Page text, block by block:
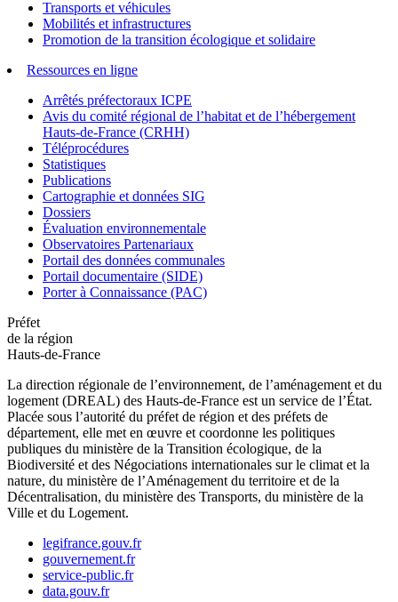
Transports et véhicules
Mobilités et infrastructures
Promotion de la transition écologique et solidaire
Ressources en ligne
Arrêtés préfectoraux ICPE
Avis du comité régional de l’habitat et de l’hébergement
Hauts-de-France (CRHH)
Téléprocédures
Statistiques
Publications
Cartographie et données SIG
Dossiers
Évaluation environnementale
Observatoires Partenariaux
Portail des données communales
Portail documentaire (SIDE)
Porter à Connaissance (PAC)
Préfet
de la région
Hauts-de-France
La direction régionale de l’environnement, de l’aménagement et du
logement (DREAL) des Hauts-de-France est un service de l’État.
Placée sous l’autorité du préfet de région et des préfets de
département, elle met en œuvre et coordonne les politiques
publiques du ministère de la Transition écologique, de la
Biodiversité et des Négociations internationales sur le climat et la
nature, du ministère de l’Aménagement du territoire et de la
Décentralisation, du ministère des Transports, du ministère de la
Ville et du Logement.
legifrance.gouv.fr
gouvernement.fr
service-public.fr
data.gouv.fr